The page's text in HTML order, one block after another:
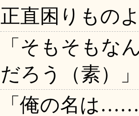
正直困りもの
「そもそもな
だろう（素）
「俺の名は